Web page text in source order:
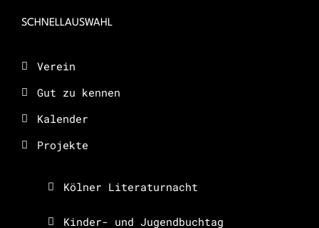
SCHNELLAUSWAHL
Verein
Gut zu kennen
Kalender
Projekte
Kölner Literaturnacht
Kinder- und Jugendbuchtag